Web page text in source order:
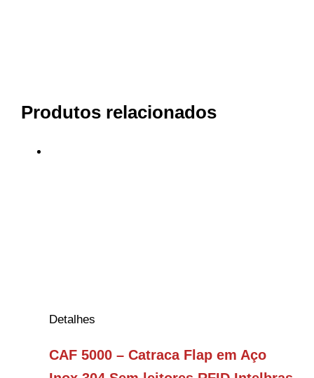
Produtos relacionados
Detalhes
CAF 5000 – Catraca Flap em Aço